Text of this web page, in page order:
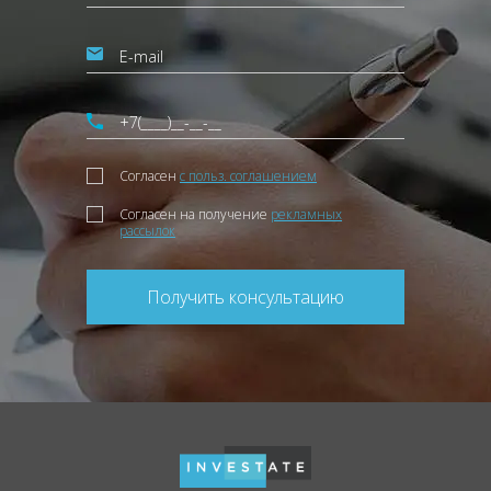
Согласен с польз. соглашением
Согласен на получение рекламных
рассылок
Получить консультацию